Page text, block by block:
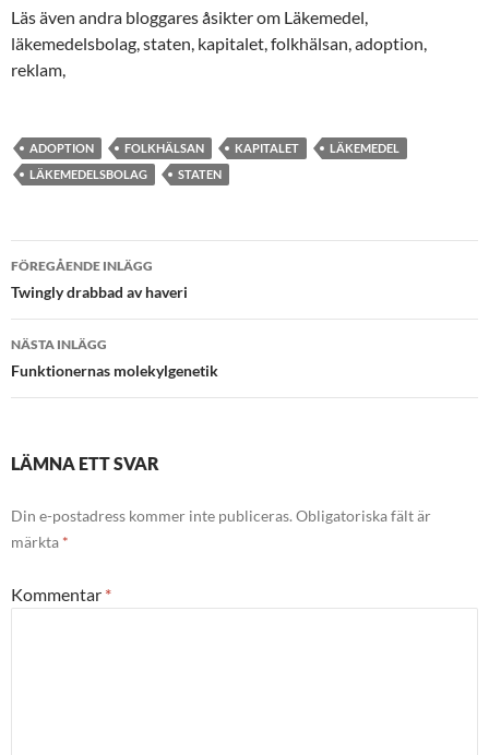
Läs även andra bloggares åsikter om Läkemedel,
läkemedelsbolag, staten, kapitalet, folkhälsan, adoption,
reklam,
ADOPTION FOLKHÄLSAN KAPITALET
LÄKEMEDEL
LÄKEMEDELSBOLAG
STATEN
Inläggsnavigering
FÖREGÅENDE INLÄGG
Twingly drabbad av haveri
NÄSTA INLÄGG
Funktionernas molekylgenetik
LÄMNA ETT SVAR
Din e-postadress kommer inte publiceras. Obligatoriska fält är
märkta *
Kommentar *